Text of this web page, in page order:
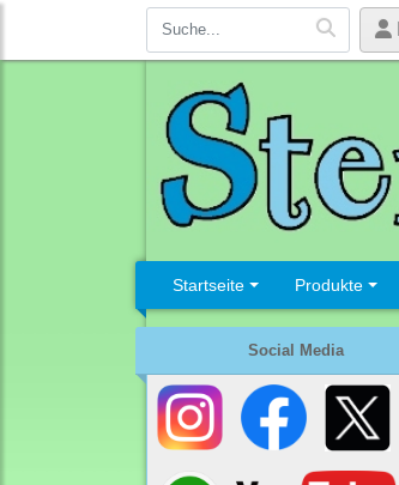
Startseite Produkte
Social Media